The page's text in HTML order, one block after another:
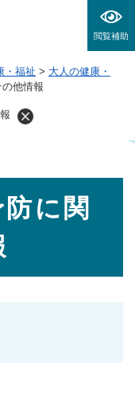
閲覧補助
・福祉 > 大人の健康・
他情報
に関